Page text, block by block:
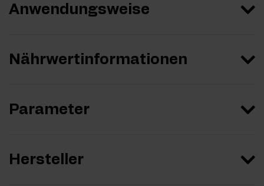
Anwendungsweise
Nährwertinformationen
Parameter
Hersteller